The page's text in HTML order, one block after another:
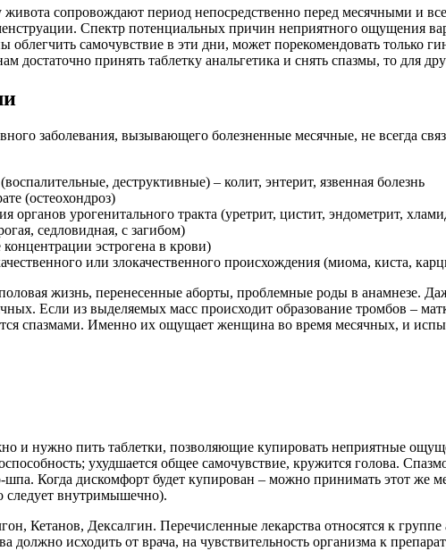
сопровождают период непосредственно перед месячными и
Спектр потенциальных причин неприятного ощущения
самочувствие в эти дни, может порекомендовать только
принять таблетку анальгетика и снять спазмы, то для
заболевания, вызывающего болезненные месячные, не всегда
деструктивные) – колит, энтерит, язвенная болезнь
(остеохондроз)
урогенитального тракта (уретрит, цистит, эндометрит,
седловидная, с загибом)
эстрогена в крови)
или злокачественного происхождения (миома, киста,
жизнь, перенесенные аборты, проблемные роды в анамнезе.
Если из выделяемых масс происходит образование тромбов –
спазмами. Именно их ощущает женщина во время месячных, и
и нужно пить таблетки, позволяющие купировать неприятные
ухудшается общее самочувствие, кружится голова.
Когда дискомфорт будет купирован – можно принимать этот же
следует внутримышечно).
Кетанов, Дексалгин. Перечисленные лекарства относятся к
должно исходить от врача, на чувствительность организма к